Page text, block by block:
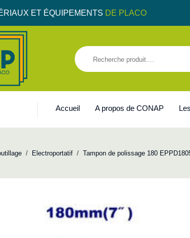
ET ÉQUIPEMENTS DE PLACO
Accueil A propos de CONAP
/ Electroportatif / Tampon de polissage 180